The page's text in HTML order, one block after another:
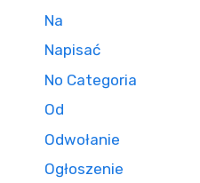
Na
Napisać
No Categoria
Od
Odwołanie
Ogłoszenie